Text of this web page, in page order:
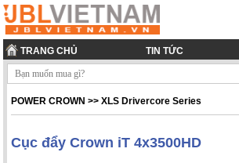
TRANG CHỦ TIN TỨC
POWER CROWN >>XLS Drivercore Series
Cục đẩy Crown iT 4x3500HD